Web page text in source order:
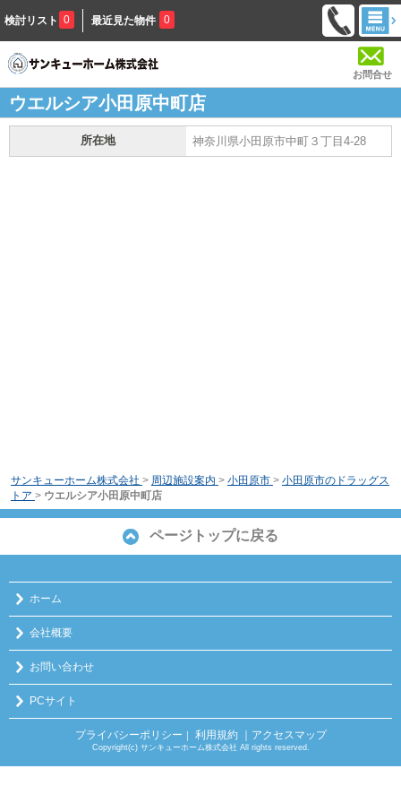
検討リスト 0 最近見た物件 0
お問合せ
ウエルシア小田原中町店
所在地 神奈川県小田原市中町３丁目4-28
サンキューホーム株式会社 > 周辺施設案内 > 小田原市 > 小田原市のドラッグス
トア > ウエルシア小田原中町店
ページトップに戻る
ホーム
会社概要
お問い合わせ
PCサイト
プライバシーポリシー ｜ 利用規約 ｜アクセスマップ
Copyright(c) サンキューホーム株式会社 All rights reserved.